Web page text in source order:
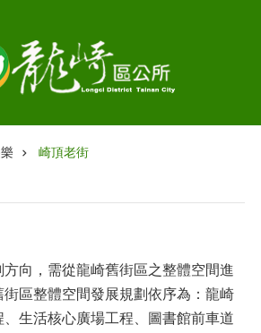
崎頂老街
向，需從龍崎舊街區之整體空間進
區整體空間發展規劃依序為：龍崎
生活核心廣場工程、圖書館前車道